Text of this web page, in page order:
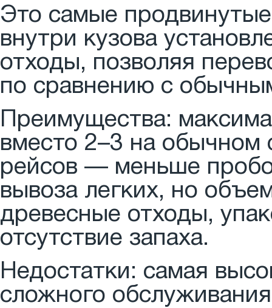
Это самые
внутри кузова
отходы, позволяя
по сравнению с
Преимущества:
вместо 2–3 на обычном
рейсов — меньше
вывоза легких, но
древесные отходы,
отсутствие запаха.
Недостатки: самая
сложного